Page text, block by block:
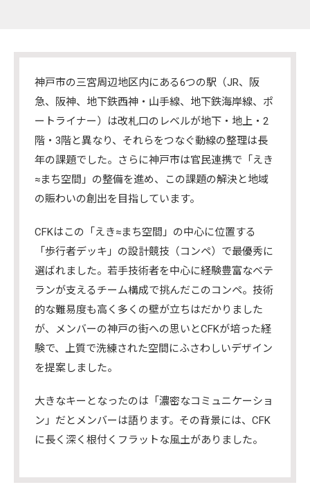
神戸市の三宮周辺地区内にある6つの駅（JR、阪
急、阪神、地下鉄西神・山手線、地下鉄海岸線、ポ
ートライナー）は改札口のレベルが地下・地上・2
階・3階と異なり、それらをつなぐ動線の整理は長
年の課題でした。さらに神戸市は官民連携で「えき
≈まち空間」の整備を進め、この課題の解決と地域
の賑わいの創出を目指しています。
CFKはこの「えき≈まち空間」の中心に位置する
「歩行者デッキ」の設計競技（コンペ）で最優秀に
選ばれました。若手技術者を中心に経験豊富なベテ
ランが支えるチーム構成で挑んだこのコンペ。技術
的な難易度も高く多くの壁が立ちはだかりました
が、メンバーの神戸の街への思いとCFKが培った経
験で、上質で洗練された空間にふさわしいデザイン
を提案しました。
大きなキーとなったのは「濃密なコミュニケーショ
ン」だとメンバーは語ります。その背景には、CFK
に長く深く根付くフラットな風土がありました。